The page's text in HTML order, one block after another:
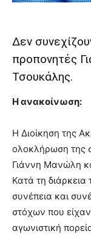
Δεν
προπονητές
Τσουκάλης.
Η ανακοίνωση:
Η Διοίκηση της
ολοκλήρωση της
Γιάννη Μανώλη
Κατά τη
συνέπεια και
στόχων που
αγωνιστική